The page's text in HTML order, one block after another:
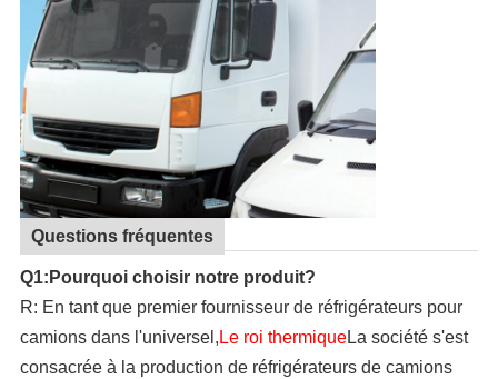
Questions fréquentes
Q1:Pourquoi choisir notre produit?
R: En tant que premier fournisseur de réfrigérateurs pour
camions dans l'universel,Le roi thermiqueLa société s'est
consacrée à la production de réfrigérateurs de camions